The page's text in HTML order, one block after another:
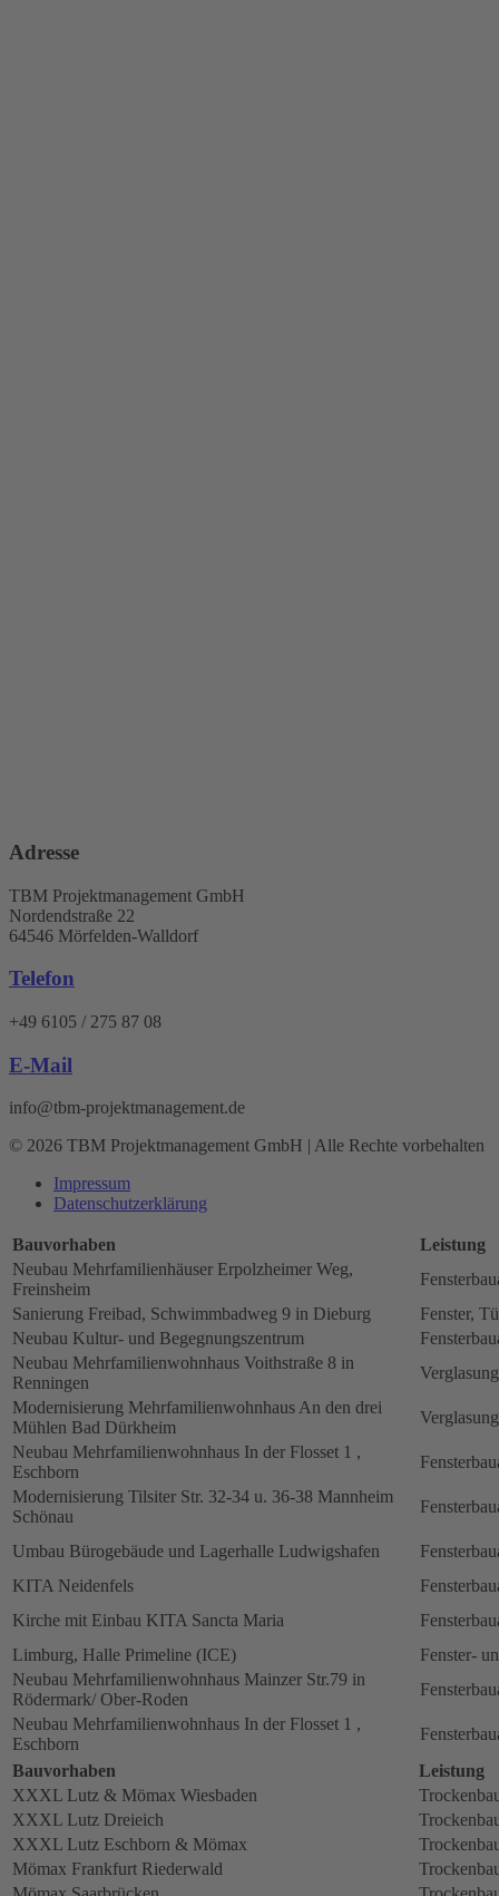
Adresse
TBM Projektmanagement GmbH
Nordendstraße 22
64546 Mörfelden-Walldorf
Telefon
+49 6105 / 275 87 08
E-Mail
info@tbm-projektmanagement.de
© 2026 TBM Projektmanagement GmbH | Alle Rechte vorbehalten
Impressum
Datenschutz­erklärung
Bauvorhaben
Leistung
Neubau Mehrfamilienhäuser Erpolzheimer Weg,
Freinsheim
Sanierung Freibad, Schwimmbadweg 9 in Dieburg
Fenster,
Neubau Kultur- und Begegnungszentrum
Neubau Mehrfamilienwohnhaus Voithstraße 8 in
Renningen
Modernisierung Mehrfamilienwohnhaus An den drei
Mühlen Bad Dürkheim
Neubau Mehrfamilienwohnhaus In der Flosset 1 ,
Eschborn
Modernisierung Tilsiter Str. 32-34 u. 36-38 Mannheim
Schönau
Umbau Bürogebäude und Lagerhalle Ludwigshafen
KITA Neidenfels
Kirche mit Einbau KITA Sancta Maria
Limburg, Halle Primeline (ICE)
Fenster-
Neubau Mehrfamilienwohnhaus Mainzer Str.79 in
Rödermark/ Ober-Roden
Neubau Mehrfamilienwohnhaus In der Flosset 1 ,
Eschborn
Bauvorhaben
Leistung
XXXL Lutz & Mömax Wiesbaden
XXXL Lutz Dreieich
XXXL Lutz Eschborn & Mömax
Mömax Frankfurt Riederwald